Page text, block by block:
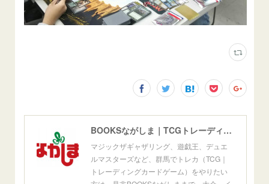
BOOKSながしま｜TCGトレーディングカードゲーム群馬県高崎市
マジックザギャザリング、遊戯王、デュエ
ルマスターズなど、群馬でトレカ（TCG｜
トレーディングカードゲーム）をやりたい